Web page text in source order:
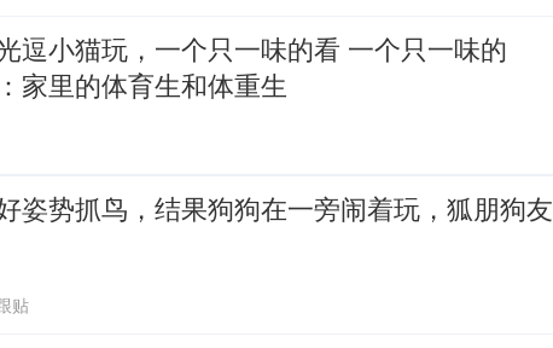
逗小猫玩，一个只一味的看 一个只一味的
家里的体育生和体重生
姿势抓鸟，结果狗狗在一旁闹着玩，狐朋狗友
贴